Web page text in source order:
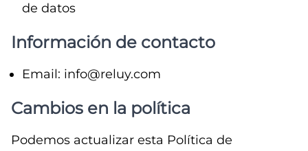
de datos
Información de contacto
Email: info@reluy.com
Cambios en la política
Podemos actualizar esta Política de